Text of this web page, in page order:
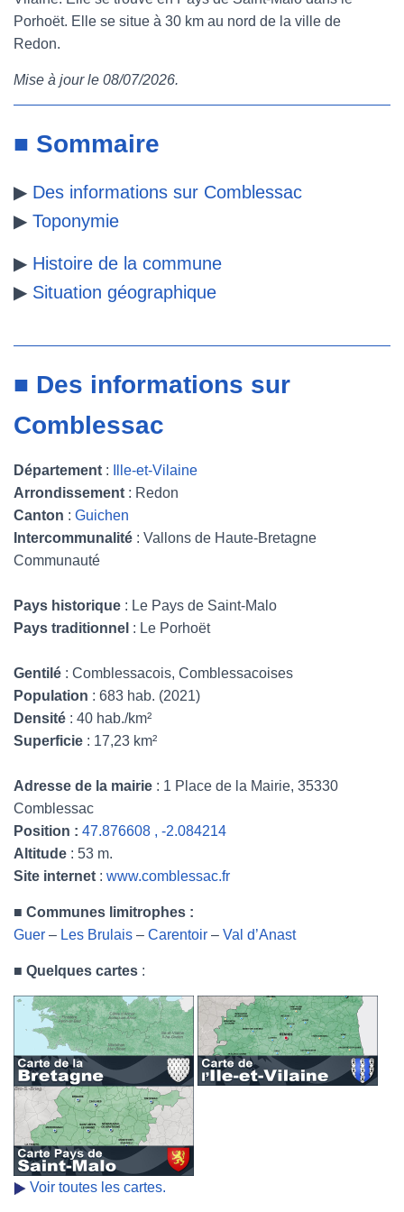
e t b
Porhoët. Elle se situe à 30 km au nord de la ville de
Redon.
Mise à jour le 08/07/2026.
■ Sommaire
▶ Des informations sur Comblessac
▶ Toponymie
▶ Histoire de la commune
▶ Situation géographique
■ Des informations sur
Comblessac
Département :
Ille-et-Vilaine
Arrondissement : Redon
Canton : Guichen
Intercommunalité : Vallons de Haute-Bretagne
Communauté
Pays historique : Le Pays de Saint-Malo
Pays traditionnel : Le Porhoët
Gentilé : Comblessacois, Comblessacoises
Population : 683 hab. (2021)
Densité : 40 hab./km²
Superficie : 17,23 km²
Adresse de la mairie : 1 Place de la Mairie, 35330
Comblessac
Position : 47.876608 , -2.084214
Altitude : 53 m.
Site internet : www.comblessac.fr
■ Communes limitrophes :
Guer – Les Brulais – Carentoir – Val d’Anast
■ Quelques cartes :
Voir toutes les cartes.